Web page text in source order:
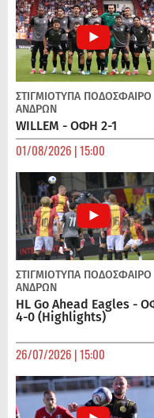
ΣΤΙΓΜΙΟΤΥΠΑ ΠΟΔΌΣΦΑΙΡΟ
ΑΝΔΡΏΝ
WILLEM - ΟΦΗ 2-1
01/08/2026 | 15:00
ΣΤΙΓΜΙΟΤΥΠΑ ΠΟΔΌΣΦΑΙΡΟ
ΑΝΔΡΏΝ
HL Go Ahead Eagles -
4-0 (Highlights)
26/07/2026 | 15:00